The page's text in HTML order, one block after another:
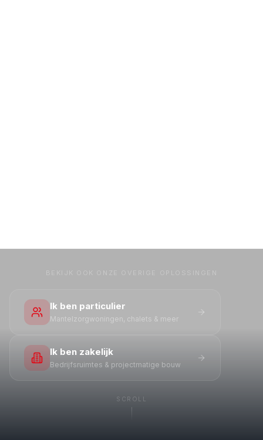
Ik ben particulier
Mantelzorgwoningen, chalets & meer
Ik ben zakelijk
Bedrijfsruimtes & projectmatige bouw
SCROLL